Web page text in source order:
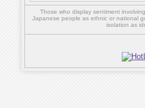
Those who display sentiment
Japanese people as ethnic or national
isolation as